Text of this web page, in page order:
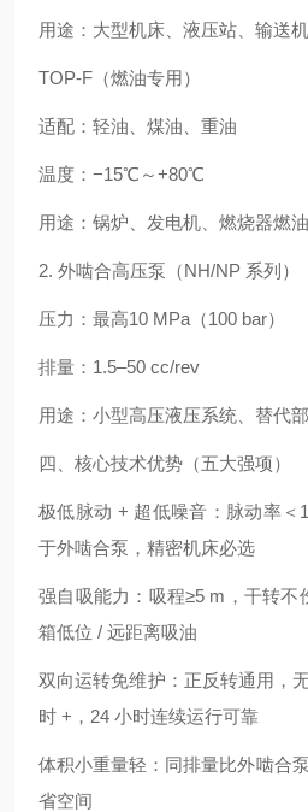
用途：大型机床、液压站、输送
TOP‑F（燃油专用）
适配：轻油、煤油、重油
温度：−15℃～+80℃
用途：锅炉、发电机、燃烧器燃
2. 外啮合高压泵（NH/NP 系列）
压力：最高10 MPa（100 bar）
排量：1.5–50 cc/rev
用途：小型高压液压系统、替代
四、核心技术优势（五大强项）
极低脉动 + 超低噪音：脉动率＜
于外啮合泵，精密机床必选
强自吸能力：吸程≥5 m，干转不
箱低位 / 远距离吸油
双向运转免维护：正反转通用，
时 +，24 小时连续运行可靠
体积小重量轻：同排量比外啮合
省空间